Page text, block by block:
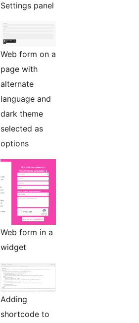
Settings panel
Web form on a
page with
alternate
language and
dark theme
selected as
options
Web form in a
widget
Adding
shortcode to